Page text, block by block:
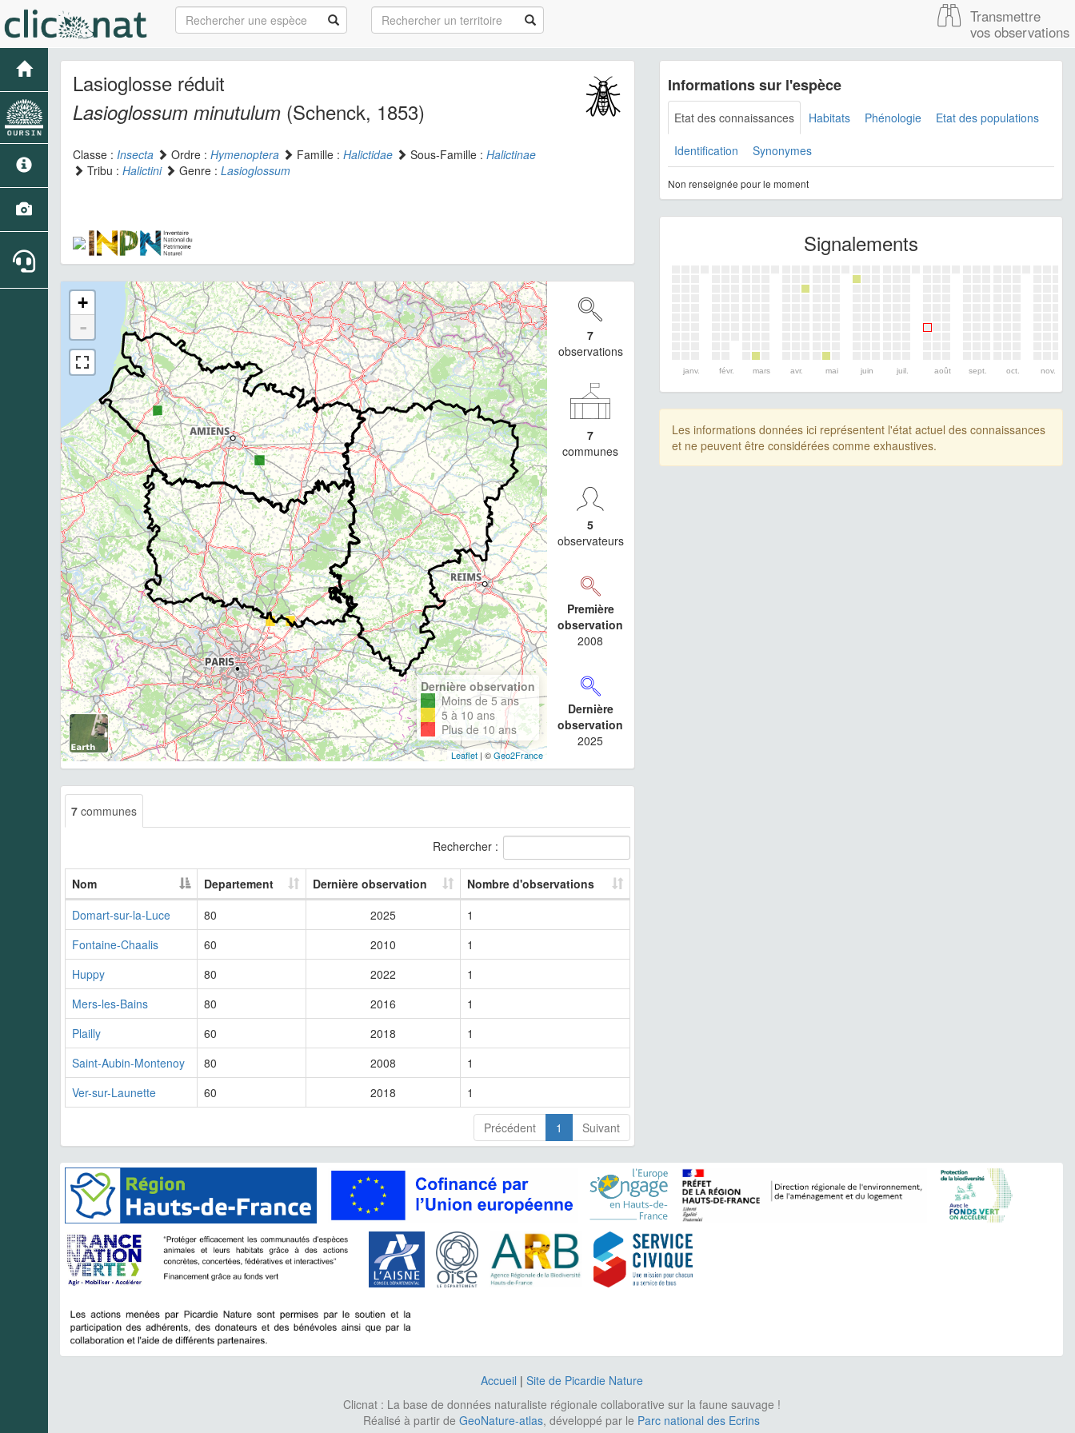
Transmettre
vos observations
Lasioglosse réduit
Lasioglossum minutulum (Schenck, 1853)
Classe : Insecta Ordre : Hymenoptera Famille : Halictidae Sous-Famille : Halictinae
Tribu : Halictini Genre : Lasioglossum
+
-
Dernière observation
Moins de 5 ans
5 à 10 ans
Plus de 10 ans
Leaflet| ©Geo2France
7
observations
7
communes
5
observateurs
Première
observation
2008
Dernière
observation
2025
7 communes
Rechercher :
Nom Departement Dernière observation
Nombre d'observations
Domart-sur-la-Luce
80 2025
1
Fontaine-Chaalis
60 2010
1
Huppy
80 2022
1
Mers-les-Bains
80 2016
1
Plailly
60 2018
1
Saint-Aubin-Montenoy
80 2008
1
Ver-sur-Launette
60 2018 1
Précédent 1 Suivant
Informations sur l'espèce
Etat des connaissances Habitats Phénologie Etat des populations
Identification Synonymes
Non renseignée pour le moment
Signalements
janv. févr. mars avr. mai juin juil. août sept. oct. nov.
Les informations données ici représentent l'état actuel des connaissances
et ne peuvent être considérées comme exhaustives.
Accueil | Site de Picardie Nature
Clicnat : La base de données naturaliste régionale collaborative sur la faune sauvage !
Réalisé à partir de GeoNature-atlas, développé par le Parc national des Ecrins